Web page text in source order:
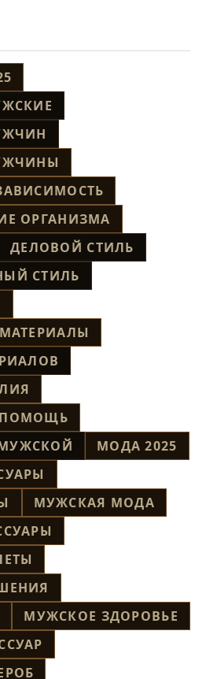
ОРГАНИЗМА
ДЕЛОВОЙ СТИЛЬ
СТИЛЬ
МОДА 2025
МУЖСКАЯ МОДА
МУЖСКОЕ ЗДОРОВЬЕ